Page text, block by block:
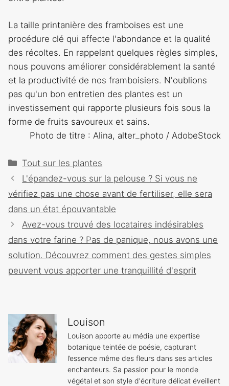
La taille printanière des framboises est une
procédure clé qui affecte l'abondance et la qualité
des récoltes. En rappelant quelques règles simples,
nous pouvons améliorer considérablement la santé
et la productivité de nos framboisiers. N'oublions
pas qu'un bon entretien des plantes est un
investissement qui rapporte plusieurs fois sous la
forme de fruits savoureux et sains.
Photo de titre : Alina, alter_photo / AdobeStock
Catégories
Tout sur les plantes
Navigation
des
L'épandez-vous sur la pelouse ? Si vous ne
vérifiez pas une chose avant de fertiliser, elle sera
dans un état épouvantable
Avez-vous trouvé des locataires indésirables
dans votre farine ? Pas de panique, nous avons une
solution. Découvrez comment des gestes simples
peuvent vous apporter une tranquillité d'esprit
Louison
Louison apporte au média une expertise
botanique teintée de poésie, capturant
l’essence même des fleurs dans ses articles
enchanteurs. Sa passion pour le monde
végétal et son style d'écriture délicat éveillent